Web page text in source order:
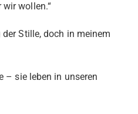
wollen.“
Stille, doch in meinem
– sie leben in unseren